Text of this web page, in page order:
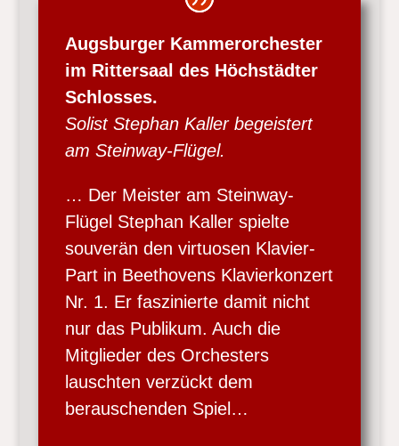
Augsburger Kammerorchester
im Rittersaal des Höchstädter
Schlosses.
Solist Stephan Kaller begeistert
am Steinway-Flügel.
… Der Meister am Steinway-
Flügel Stephan Kaller spielte
souverän den virtuosen Klavier-
Part in Beethovens Klavierkonzert
Nr. 1. Er faszinierte damit nicht
nur das Publikum. Auch die
Mitglieder des Orchesters
lauschten verzückt dem
berauschenden Spiel…